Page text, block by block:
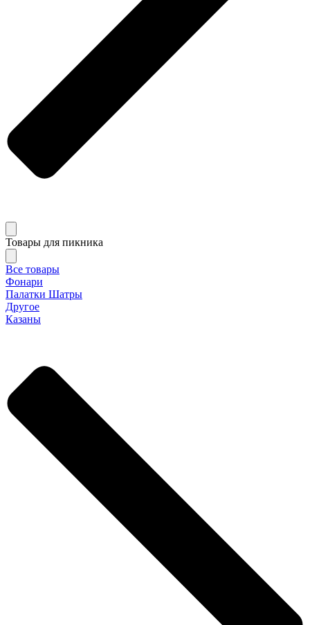
Товары для пикника
Все товары
Фонари
Палатки Шатры
Другое
Казаны